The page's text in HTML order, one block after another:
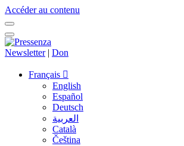
Accéder au contenu
Newsletter| Don
Français
English
Español
Deutsch
العربية
Català
Čeština